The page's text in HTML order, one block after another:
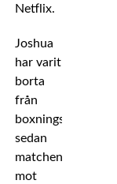
Netflix.
Joshua
har varit
borta
från
boxningsringen
sedan
matchen
mot